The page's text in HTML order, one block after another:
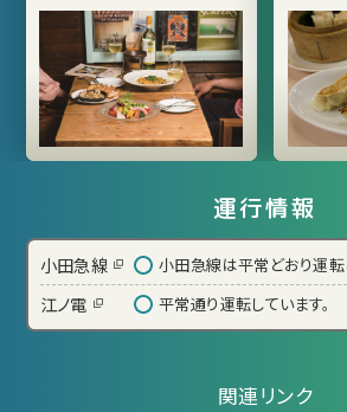
運行情報
小田急線 小田急線は平常どおり運転
江ノ電 平常通り運転しています。
関連リンク